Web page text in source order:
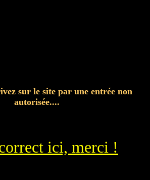
sur le site par une entrée non
autorisée....
ici, merci !